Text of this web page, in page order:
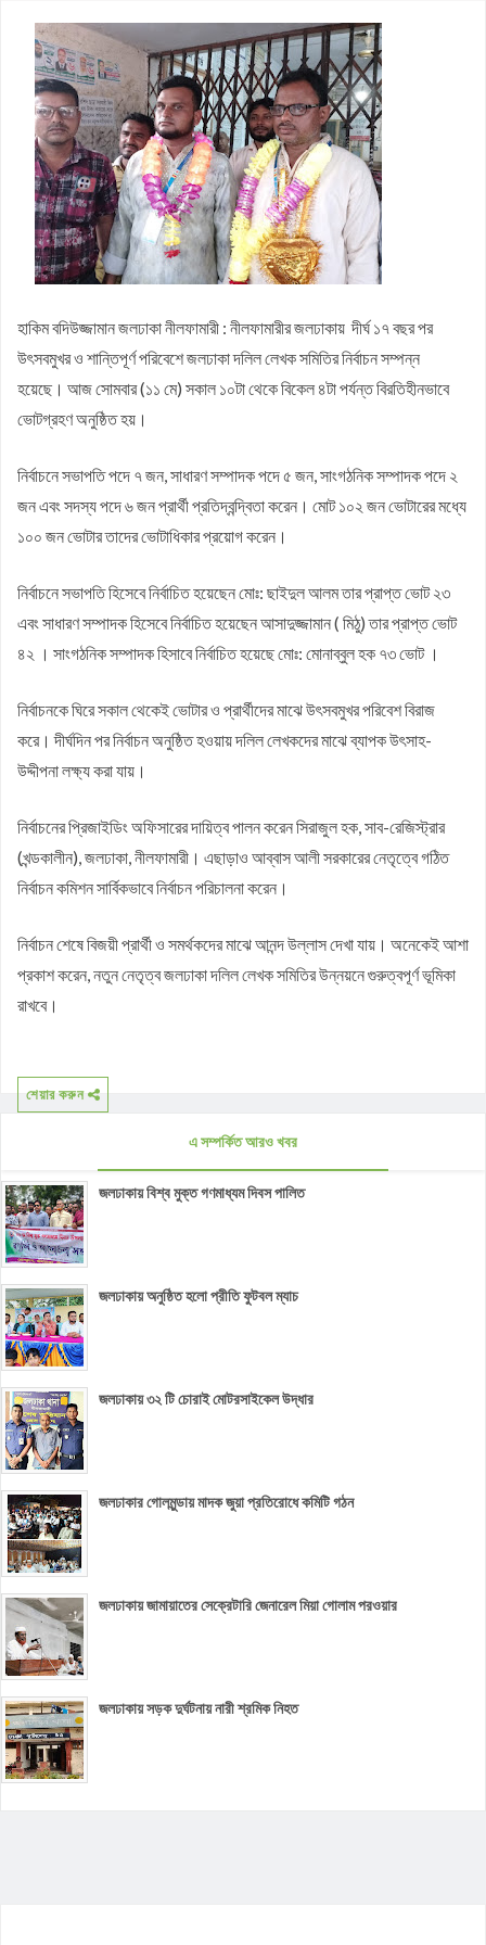
জলঢাকায় স্কুলছাত্রীর রহস্যজনক মৃত্যু
নবম পে স্কেল সরকারি কর্মকর্তা-কর্মচারীদের সুখবর দিলেন অর্থমন্ত্রী
কাজিদের আয় ১৪৪০ কোটি, সরকারের কোষাগারে নেই ১ শতাংশও
শাপলা চত্বর ‘গণহত্যা’ মামলায় লতিফ সিদ্দিকী গ্রেপ্তার
রাষ্ট্রপতি নির্বাচনে জামায়াত প্রার্থী দেবে কিনা, জানা গেল
পাটগ্রামে ফ্যামিলি কার্ডের তথ্য সংগ্রহকারী নিয়োগে অনিয়মের অভিযোগ,
ইউএনওকে অবরুদ্ধ
হাকিম বদিউজ্জামান জলঢাকা নীলফামারী : নীলফামারীর জলঢাকায় দীর্ঘ ১৭ বছর পর
উৎসবমুখর ও শান্তিপূর্ণ পরিবেশে জলঢাকা দলিল লেখক সমিতির নির্বাচন সম্পন্ন
হয়েছে। আজ সোমবার (১১ মে) সকাল ১০টা থেকে বিকেল ৪টা পর্যন্ত বিরতিহীনভাবে
ভোটগ্রহণ অনুষ্ঠিত হয়।
নির্বাচনে সভাপতি পদে ৭ জন, সাধারণ সম্পাদক পদে ৫ জন, সাংগঠনিক সম্পাদক পদে ২
জন এবং সদস্য পদে ৬ জন প্রার্থী প্রতিদ্বন্দ্বিতা করেন। মোট ১০২ জন ভোটারের মধ্যে
১০০ জন ভোটার তাদের ভোটাধিকার প্রয়োগ করেন।
নির্বাচনে সভাপতি হিসেবে নির্বাচিত হয়েছেন মোঃ: ছাইদুল আলম তার প্রাপ্ত ভোট ২৩
এবং সাধারণ সম্পাদক হিসেবে নির্বাচিত হয়েছেন আসাদুজ্জামান ( মিঠু) তার প্রাপ্ত ভোট
৪২ । সাংগঠনিক সম্পাদক হিসাবে নির্বাচিত হয়েছে মোঃ: মোনাব্বুল হক ৭৩ ভোট ।
নির্বাচনকে ঘিরে সকাল থেকেই ভোটার ও প্রার্থীদের মাঝে উৎসবমুখর পরিবেশ বিরাজ
করে। দীর্ঘদিন পর নির্বাচন অনুষ্ঠিত হওয়ায় দলিল লেখকদের মাঝে ব্যাপক উৎসাহ-
উদ্দীপনা লক্ষ্য করা যায়।
নির্বাচনের প্রিজাইডিং অফিসারের দায়িত্ব পালন করেন সিরাজুল হক, সাব-রেজিস্ট্রার
(খন্ডকালীন), জলঢাকা, নীলফামারী। এছাড়াও আব্বাস আলী সরকারের নেতৃত্বে গঠিত
নির্বাচন কমিশন সার্বিকভাবে নির্বাচন পরিচালনা করেন।
নির্বাচন শেষে বিজয়ী প্রার্থী ও সমর্থকদের মাঝে আনন্দ উল্লাস দেখা যায়। অনেকেই আশা
প্রকাশ করেন, নতুন নেতৃত্ব জলঢাকা দলিল লেখক সমিতির উন্নয়নে গুরুত্বপূর্ণ ভূমিকা
রাখবে।
শেয়ার করুন
এ সম্পর্কিত আরও খবর
জলঢাকায় বিশ্ব মুক্ত গণমাধ্যম দিবস পালিত
জলঢাকায় অনুষ্ঠিত হলো প্রীতি ফুটবল ম্যাচ
জলঢাকায় ৩২ টি চোরাই মোটরসাইকেল উদ্ধার
জলঢাকার গোলমুন্ডায় মাদক জুয়া প্রতিরোধে কমিটি গঠন
জলঢাকায় জামায়াতের সেক্রেটারি জেনারেল মিয়া গোলাম পরওয়ার
জলঢাকায় সড়ক দুর্ঘটনায় নারী শ্রমিক নিহত